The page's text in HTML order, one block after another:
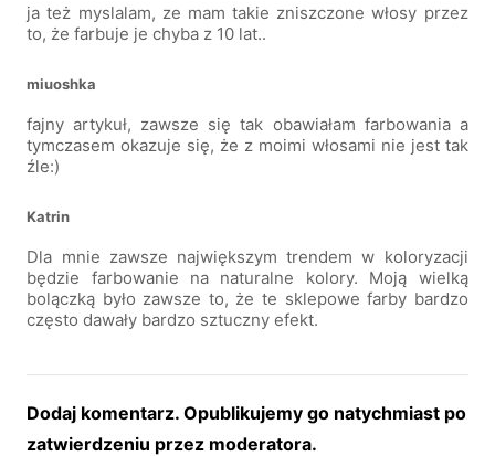
ja też myslalam, ze mam takie zniszczone włosy przez
to, że farbuje je chyba z 10 lat..
miuoshka
fajny artykuł, zawsze się tak obawiałam farbowania a
tymczasem okazuje się, że z moimi włosami nie jest tak
źle:)
Katrin
Dla mnie zawsze największym trendem w koloryzacji
będzie farbowanie na naturalne kolory. Moją wielką
bolączką było zawsze to, że te sklepowe farby bardzo
często dawały bardzo sztuczny efekt.
Dodaj komentarz. Opublikujemy go natychmiast po
zatwierdzeniu przez moderatora.